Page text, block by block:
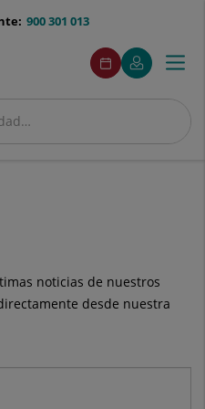
900 301 013
menuAcceso
Pedir
cita
Este
enlace
se
en
Mi
Quirónsalud
Este
enlace
se
en
ventana
nueva.
Menú
noticias de nuestros
desde nuestra